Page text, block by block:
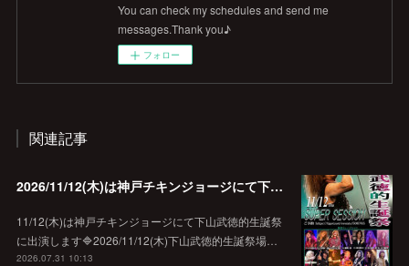
You can check my schedules and send me
messages.Thank you♪
フォロー
関連記事
2026/11/12(木)は神戸チキンジョージにて下山武徳的生誕祭に出演します♪
11/12(木)は神戸チキンジョージにて下山武徳的生誕祭
に出演します🔷2026/11/12(木)下山武徳的生誕祭場…
2026.07.31 10:13